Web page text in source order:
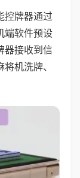
控牌器通过
端软件预设
器接收到信
机洗牌、